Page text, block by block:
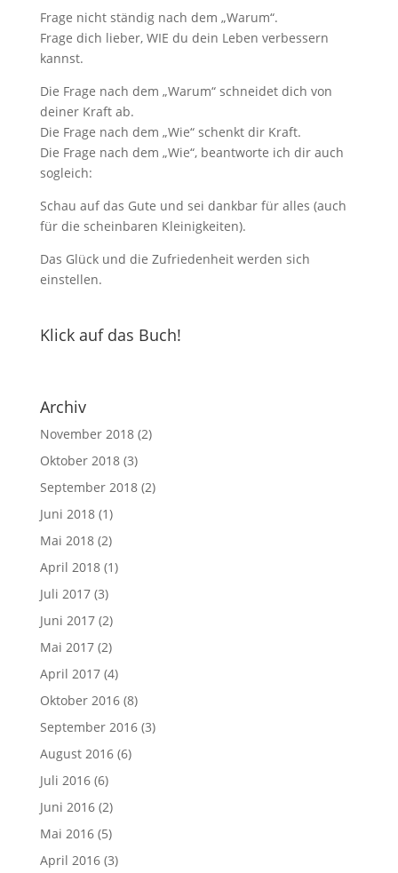
Frage nicht ständig nach dem „Warum“.
Frage dich lieber, WIE du dein Leben verbessern
kannst.
Die Frage nach dem „Warum“ schneidet dich von
deiner Kraft ab.
Die Frage nach dem „Wie“ schenkt dir Kraft.
Die Frage nach dem „Wie“, beantworte ich dir auch
sogleich:
Schau auf das Gute und sei dankbar für alles (auch
für die scheinbaren Kleinigkeiten).
Das Glück und die Zufriedenheit werden sich
einstellen.
Klick auf das Buch!
Archiv
November 2018(2)
Oktober 2018(3)
September 2018(2)
Juni 2018(1)
Mai 2018(2)
April 2018(1)
Juli 2017(3)
Juni 2017(2)
Mai 2017(2)
April 2017(4)
Oktober 2016(8)
September 2016(3)
August 2016(6)
Juli 2016(6)
Juni 2016(2)
Mai 2016(5)
April 2016(3)